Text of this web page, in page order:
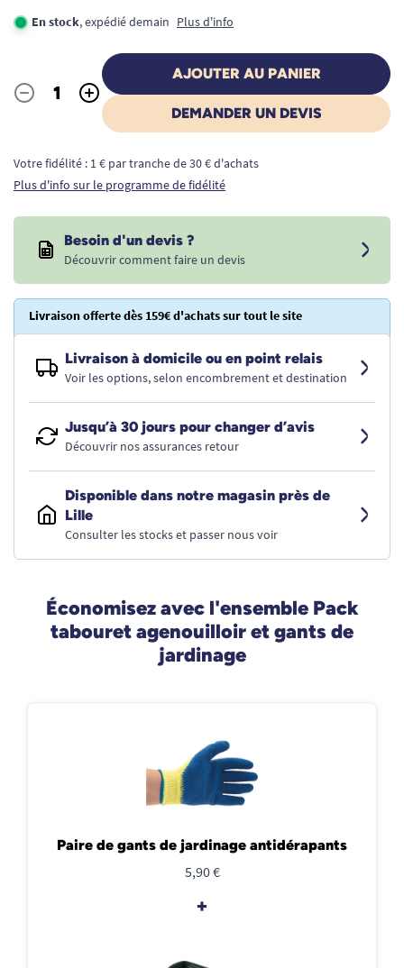
En stock, expédié demain Plus d'info
Quantité
- +
AJOUTER AU PANIER
DEMANDER UN DEVIS
Votre fidélité : 1 € par tranche de 30 € d'achats
Plus d'info sur le programme de fidélité
Besoin d'un devis ?
Découvrir comment faire un devis
Livraison offerte dès 159€ d'achats sur tout le site
Livraison à domicile ou en point relais
Voir les options, selon encombrement et destination
Jusqu’à 30 jours pour changer d’avis
Découvrir nos assurances retour
Disponible dans notre magasin près de
Lille
Consulter les stocks et passer nous voir
Économisez avec l'ensemble Pack
tabouret agenouilloir et gants de
jardinage
Paire de gants de jardinage antidérapants
5,90 €
+